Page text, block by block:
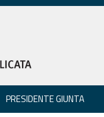
PRESIDENTE GIUNTA